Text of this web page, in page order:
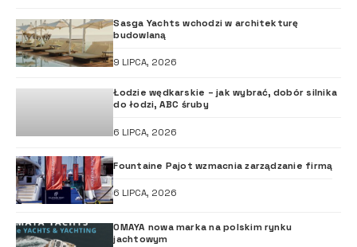
Sasga Yachts wchodzi w architekturę
budowlaną
9 LIPCA, 2026
Łodzie wędkarskie – jak wybrać, dobór silnika
do łodzi, ABC śruby
6 LIPCA, 2026
Fountaine Pajot wzmacnia zarządzanie firmą
6 LIPCA, 2026
OMAYA nowa marka na polskim rynku
jachtowym